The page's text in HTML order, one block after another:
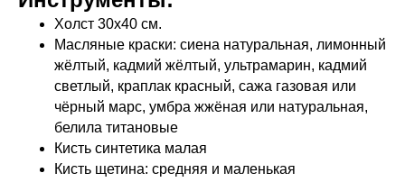
Холст 30х40 см.
Масляные краски: сиена натуральная, лимонный
жёлтый, кадмий жёлтый, ультрамарин, кадмий
светлый, краплак красный, сажа газовая или
чёрный марс, умбра жжёная или натуральная,
белила титановые
Кисть синтетика малая
Кисть щетина: средняя и маленькая